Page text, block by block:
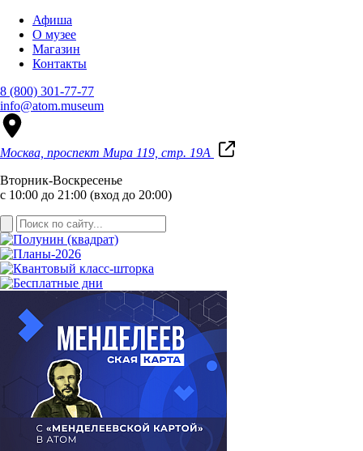
Афиша
О музее
Магазин
Контакты
8 (800) 301-77-77
info@atom.museum
Москва, проспект Мира 119, стр. 19А
Вторник-Воскресенье
с 10:00 до 21:00 (вход до 20:00)